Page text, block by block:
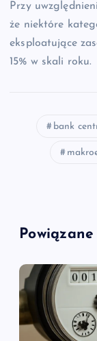
Przy
że niektóre
eksploatujące
15% w skali roku.
bank